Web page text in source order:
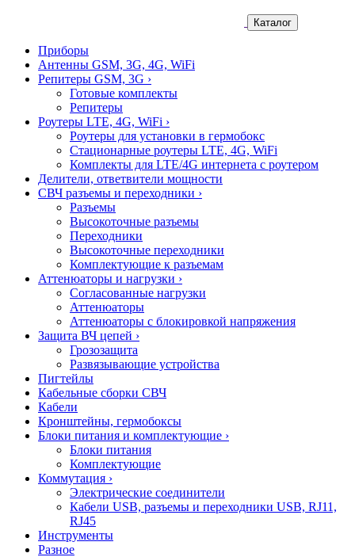
Каталог
Приборы
Антенны GSM, 3G, 4G, WiFi
Репитеры GSM, 3G ›
Готовые комплекты
Репитеры
Роутеры LTE, 4G, WiFi ›
Роутеры для установки в гермобокс
Стационарные роутеры LTE, 4G, WiFi
Комплекты для LTE/4G интернета с роутером
Делители, ответвители мощности
СВЧ разъемы и переходники ›
Разъемы
Высокоточные разъемы
Переходники
Высокоточные переходники
Комплектующие к разъемам
Аттенюаторы и нагрузки ›
Согласованные нагрузки
Аттенюаторы
Аттенюаторы с блокировкой напряжения
Защита ВЧ цепей ›
Грозозащита
Развязывающие устройства
Пигтейлы
Кабельные сборки СВЧ
Кабели
Кронштейны, гермобоксы
Блоки питания и комплектующие ›
Блоки питания
Комплектующие
Коммутация ›
Электрические соединители
Кабели USB, разъемы и переходники USB, RJ11,
RJ45
Инструменты
Разное